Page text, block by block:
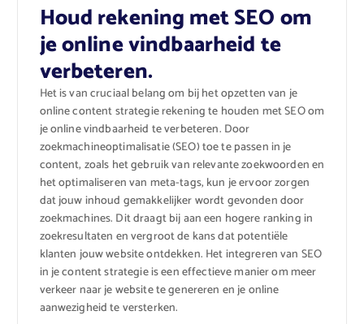
Houd rekening met SEO om
je online vindbaarheid te
verbeteren.
Het is van cruciaal belang om bij het opzetten van je
online content strategie rekening te houden met SEO om
je online vindbaarheid te verbeteren. Door
zoekmachineoptimalisatie (SEO) toe te passen in je
content, zoals het gebruik van relevante zoekwoorden en
het optimaliseren van meta-tags, kun je ervoor zorgen
dat jouw inhoud gemakkelijker wordt gevonden door
zoekmachines. Dit draagt bij aan een hogere ranking in
zoekresultaten en vergroot de kans dat potentiële
klanten jouw website ontdekken. Het integreren van SEO
in je content strategie is een effectieve manier om meer
verkeer naar je website te genereren en je online
aanwezigheid te versterken.